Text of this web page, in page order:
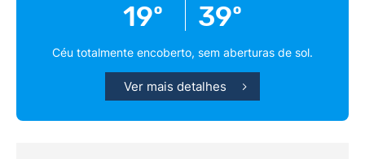
19º 39º
Céu totalmente encoberto, sem aberturas de sol.
Ver mais detalhes